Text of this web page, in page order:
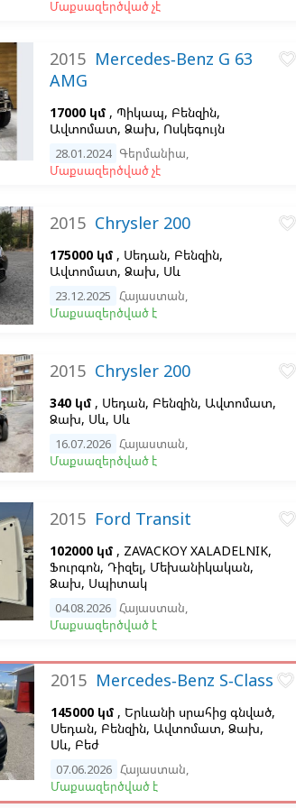
Մաքսազերծված չէ
2015Mercedes-Benz G 63
AMG
17000 կմ , Պիկապ, Բենզին,
Ավտոմատ, Ձախ, Ոսկեգույն
28.01.2024 Գերմանիա,
Մաքսազերծված չէ
favorite_border
2015Chrysler 200
175000 կմ , Սեդան, Բենզին,
Ավտոմատ, Ձախ, Սև
23.12.2025 Հայաստան,
Մաքսազերծված է
favorite_border
2015Chrysler 200
340 կմ , Սեդան, Բենզին, Ավտոմատ,
Ձախ, Սև, Սև
16.07.2026 Հայաստան,
Մաքսազերծված է
favorite_border
2015Ford Transit
102000 կմ , ZAVACKOY XALADELNIK,
Ֆուրգոն, Դիզել, Մեխանիկական,
Ձախ, Սպիտակ
04.08.2026 Հայաստան,
Մաքսազերծված է
favorite_border
2015Mercedes-Benz S-Class
145000 կմ , Երևանի սրահից գնված,
Սեդան, Բենզին, Ավտոմատ, Ձախ,
Սև, Բեժ
07.06.2026 Հայաստան,
Մաքսազերծված է
favorite_border